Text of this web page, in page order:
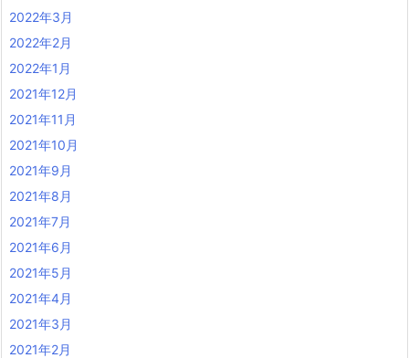
2022年3月
2022年2月
2022年1月
2021年12月
2021年11月
2021年10月
2021年9月
2021年8月
2021年7月
2021年6月
2021年5月
2021年4月
2021年3月
2021年2月